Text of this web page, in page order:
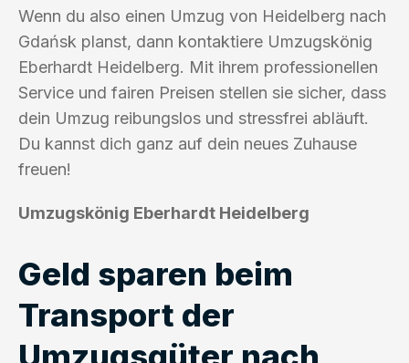
Wenn du also einen Umzug von Heidelberg nach
Gdańsk planst, dann kontaktiere Umzugskönig
Eberhardt Heidelberg. Mit ihrem professionellen
Service und fairen Preisen stellen sie sicher, dass
dein Umzug reibungslos und stressfrei abläuft.
Du kannst dich ganz auf dein neues Zuhause
freuen!
Umzugskönig Eberhardt Heidelberg
Geld sparen beim
Transport der